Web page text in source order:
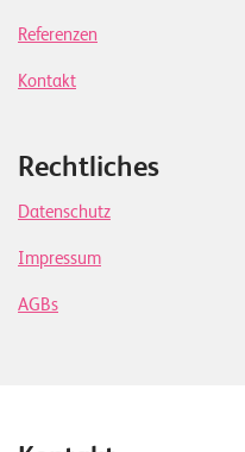
Referenzen
Kontakt
Rechtliches
Datenschutz
Impressum
AGBs